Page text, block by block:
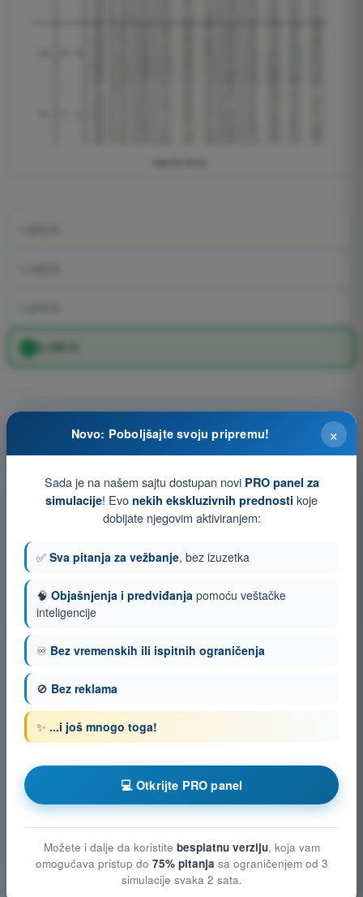
2,100 ft.
Trening test i simulacije ispita sa vremenom PPL(A) -
Dozvola Privatnog Pilota (Avioni)
Simulacija ispita PPL(A) - Performanse leta i planiranje
Ispit u PDF formatu PPL(A) - Performanse leta i planiranje
×
Novo: Poboljšajte svoju pripremu!
Sada je na našem sajtu dostupan novi PRO panel za
simulacije! Evo nekih ekskluzivnih prednosti koje
dobijate njegovim aktiviranjem:
✅ Sva pitanja za vežbanje, bez izuzetka
🧠 Objašnjenja i predviđanja pomoću veštačke
inteligencije
♾️ Bez vremenskih ili ispitnih ograničenja
🚫 Bez reklama
✨ ...i još mnogo toga!
💻 Otkrijte PRO panel
Možete i dalje da koristite besplatnu verziju, koja vam
omogućava pristup do 75% pitanja sa ograničenjem od 3
simulacije svaka 2 sata.